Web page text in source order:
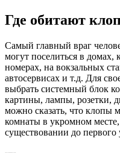
Где обитают
Самый главный враг
могут поселиться в
номерах, на вокзальных
автосервисах и т.д. Для
выбрать системный блок
картины, лампы, розетки,
можно сказать, что клопы
комнаты в укромном
существовании до первого